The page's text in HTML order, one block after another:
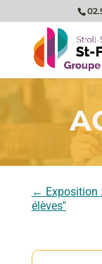
← Exposition
élèves"